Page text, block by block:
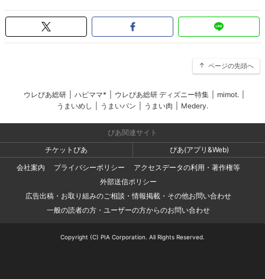
ページの先頭へ
ウレぴあ総研 ハピママ* ウレぴあ総研 ディズニー特集 mimot.
うまいめし
うまいパン うまい肉 Medery.
ぴあ関連サイト
チケットぴあ
ぴあ(アプリ&Web)
会社案内
プライバシーポリシー
アクセスデータの利用・著作権等
外部送信ポリシー
広告出稿・お取り組みのご相談・情報掲載・その他お問い合わせ
一般の読者の方・ユーザーの方からのお問い合わせ
Copyright (C) PIA Corporation. All Rights Reserved.